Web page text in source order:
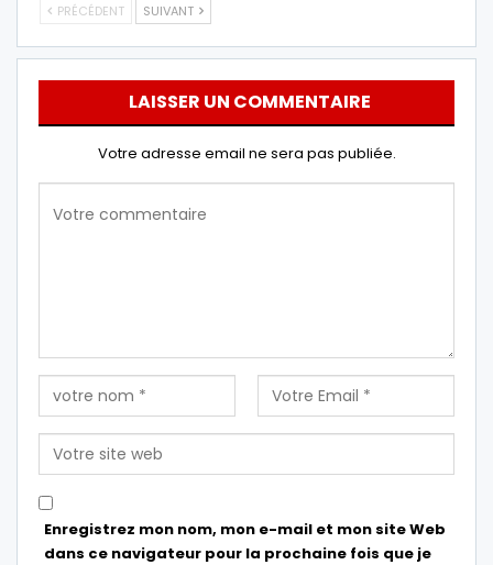
PRÉCÉDENT SUIVANT
LAISSER UN COMMENTAIRE
Votre adresse email ne sera pas publiée.
Enregistrez mon nom, mon e-mail et mon site Web
dans ce navigateur pour la prochaine fois que je